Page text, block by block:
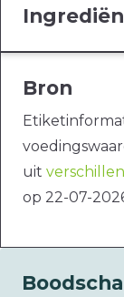
Bron
uit
op 22-07-